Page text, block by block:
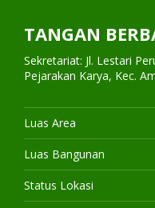
TANGAN
Sekretariat: Jl. Lestari
Pejarakan Karya, Kec.
Luas Area
Luas Bangunan
Status Lokasi